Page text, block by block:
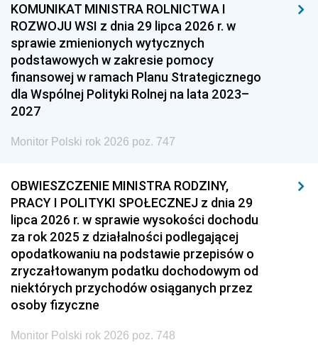
KOMUNIKAT MINISTRA ROLNICTWA I
ROZWOJU WSI z dnia 29 lipca 2026 r. w
sprawie zmienionych wytycznych
podstawowych w zakresie pomocy
finansowej w ramach Planu Strategicznego
dla Wspólnej Polityki Rolnej na lata 2023–
2027
Monitor Polski rok 2026 poz. 747
OBWIESZCZENIE MINISTRA RODZINY,
PRACY I POLITYKI SPOŁECZNEJ z dnia 29
lipca 2026 r. w sprawie wysokości dochodu
za rok 2025 z działalności podlegającej
opodatkowaniu na podstawie przepisów o
zryczałtowanym podatku dochodowym od
niektórych przychodów osiąganych przez
osoby fizyczne
Monitor Polski rok 2026 poz. 748